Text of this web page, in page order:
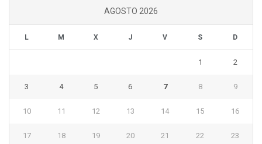
AGOSTO 2026
L M X J V S D
1 2
3 4 5 6 7 8 9
10 11 12 13 14 15 16
17 18 19 20 21 22 23